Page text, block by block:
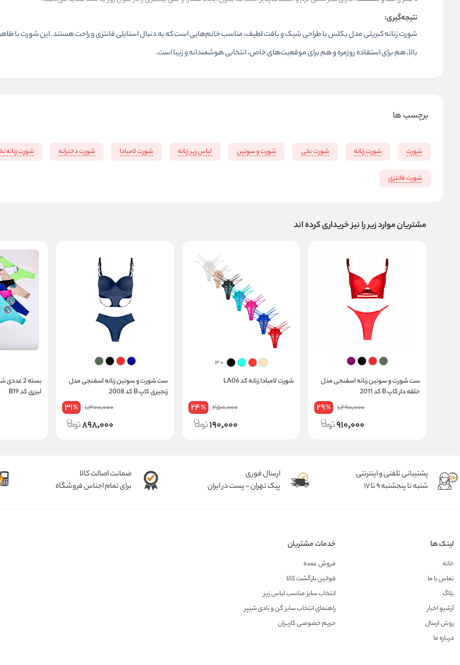
نتیجه‌گیری:
شورت زنانه کبریتیمدل بکلس با طراحی شیک و بافت لطیف، مناسب خانم‌هایی است که به دنبال استایلی فانتزی و راحت هستند. این شورت با
بالا، هم برای استفاده روزمره و هم برای موقعیت‌های خاص، انتخابی هوشمندانه و زیبا است.
برچسب ها
شورت شورت زنانه شورت نخی شورت و سوتین لباس زیر زنانه شورت لامبادا شورت دخترانه شورت زنانه
شورت فانتزی
مشتریان موارد زیر را نیز خریداری کرده اند
ست شورت و سوتین زنانه اسفنجی مدل
حلقه دار کاپ B کد 2011
1,290,000
29%
910,000
+ 3
شورت لامبادا زنانه کد LA06
250,000
24%
190,000
ست شورت و سوتین زنانه اسفنجی مدل
زنجیری کاپ B کد 2008
1,300,000
31%
898,000
بسته 2
لیزری کد B19
پشتیبانی تلفنی و اینترنتی
شنبه تا پنجشنبه 9 تا 17
ارسال فوری
پیک تهران - پست در ایران
ضمانت اصالت کالا
برای تمام اجناس فروشگاه
لینک ها
خانه
تماس با ما
بلاگ
آرشیو اخبار
روش ارسال
درباره ما
خدمات مشتریان
فروش عمده
قوانین بازگشت کالا
انتخاب سایز مناسب لباس زیر
راهنمای انتخاب سایز گن و بادی شیپر
حریم خصوصی کاربران